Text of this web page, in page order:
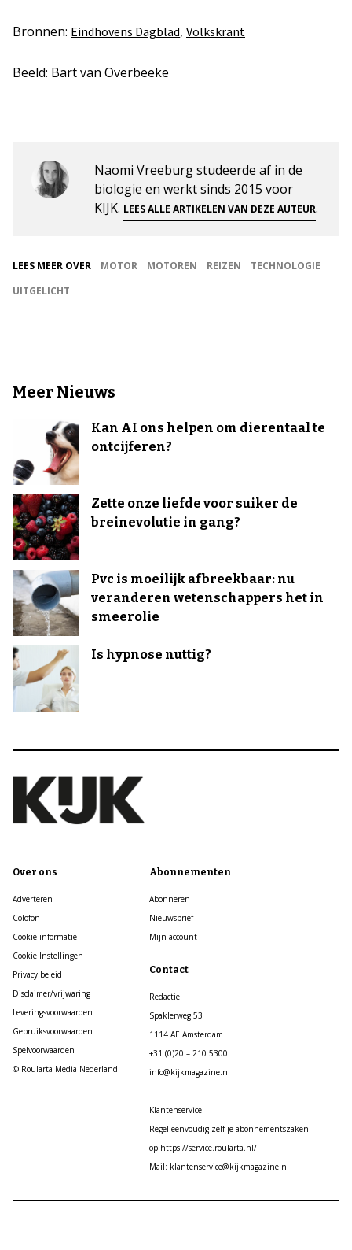
Bronnen: Eindhovens Dagblad, Volkskrant
Beeld: Bart van Overbeeke
Naomi Vreeburg studeerde af in de
biologie en werkt sinds 2015 voor
KIJK. LEES ALLE ARTIKELEN VAN DEZE AUTEUR.
LEES MEER OVER MOTOR MOTOREN REIZEN
TECHNOLOGIE
UITGELICHT
Meer Nieuws
Kan AI ons helpen om dierentaal te
ontcijferen?
Zette onze liefde voor suiker de
breinevolutie in gang?
Pvc is moeilijk afbreekbaar: nu
veranderen wetenschappers het in
smeerolie
Is hypnose nuttig?
Over ons
Adverteren
Colofon
Cookie informatie
Cookie Instellingen
Privacy beleid
Disclaimer/vrijwaring
Leveringsvoorwaarden
Gebruiksvoorwaarden
Spelvoorwaarden
© Roularta Media Nederland
Abonnementen
Abonneren
Nieuwsbrief
Mijn account
Contact
Redactie
Spaklerweg 53
1114 AE Amsterdam
+31 (0)20 – 210 5300
info@kijkmagazine.nl
Klantenservice
Regel eenvoudig zelf je abonnementszaken
op https://service.roularta.nl/
Mail: klantenservice@kijkmagazine.nl